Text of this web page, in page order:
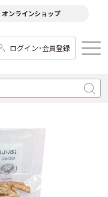
オンラインショップ
ログイン･会員登録